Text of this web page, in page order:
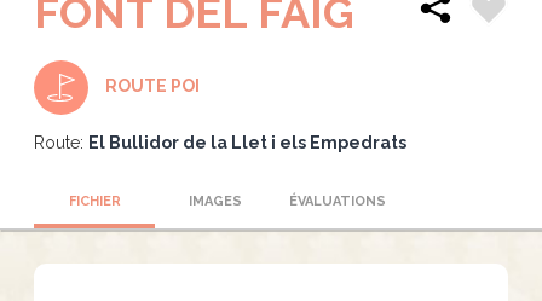
FONT DEL FAIG
ROUTE POI
Route: El Bullidor de la Llet i els Empedrats
FICHIER IMAGES ÉVALUATIONS